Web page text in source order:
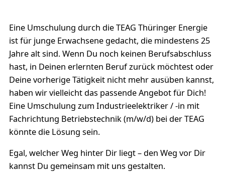
Eine Umschulung durch die TEAG Thüringer Energie
ist für junge Erwachsene gedacht, die mindestens 25
Jahre alt sind. Wenn Du noch keinen Berufsabschluss
hast, in Deinen erlernten Beruf zurück möchtest oder
Deine vorherige Tätigkeit nicht mehr ausüben kannst,
haben wir vielleicht das passende Angebot für Dich!
Eine Umschulung zum Industrieelektriker / -in mit
Fachrichtung Betriebstechnik (m/w/d) bei der TEAG
könnte die Lösung sein.
Egal, welcher Weg hinter Dir liegt – den Weg vor Dir
kannst Du gemeinsam mit uns gestalten.